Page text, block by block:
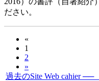
ださい。
«
1
2
»
過去のSite Web cahier